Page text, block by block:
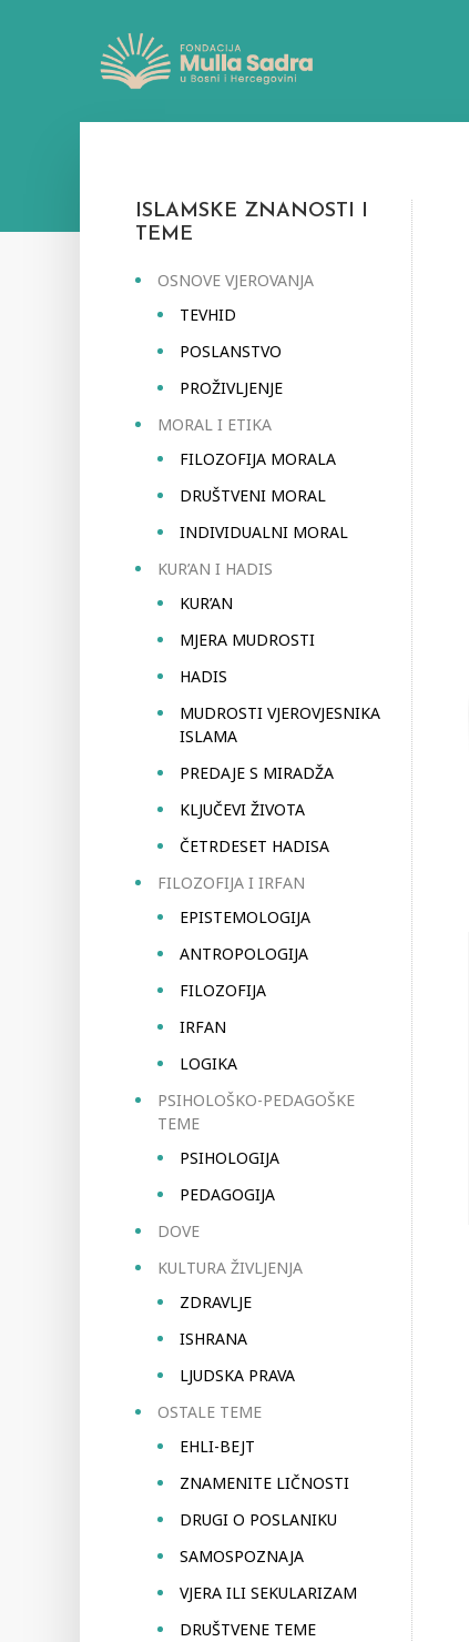
ISLAMSKE ZNANOSTI I
TEME
OSNOVE VJEROVANJA
TEVHID
POSLANSTVO
PROŽIVLJENJE
MORAL I ETIKA
FILOZOFIJA MORALA
DRUŠTVENI MORAL
INDIVIDUALNI MORAL
KUR’AN I HADIS
KUR’AN
MJERA MUDROSTI
HADIS
MUDROSTI VJEROVJESNIKA
ISLAMA
PREDAJE S MIRADŽA
KLJUČEVI ŽIVOTA
ČETRDESET HADISA
FILOZOFIJA I IRFAN
EPISTEMOLOGIJA
ANTROPOLOGIJA
FILOZOFIJA
IRFAN
LOGIKA
PSIHOLOŠKO-PEDAGOŠKE
TEME
PSIHOLOGIJA
PEDAGOGIJA
DOVE
KULTURA ŽIVLJENJA
ZDRAVLJE
ISHRANA
LJUDSKA PRAVA
OSTALE TEME
EHLI-BEJT
ZNAMENITE LIČNOSTI
DRUGI O POSLANIKU
SAMOSPOZNAJA
VJERA ILI SEKULARIZAM
DRUŠTVENE TEME